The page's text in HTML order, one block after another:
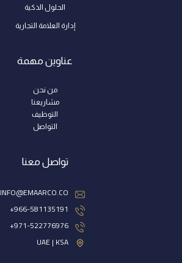
الحلول الذكية
إدارة العلامة التجارية
عناوين مهمة
من نحن
مشاريعنا
التوظيف
التواصل
تواصل معنا
INFO@EMAARCO.CO
966-581135191+
971-522776976+
UAE | KSA